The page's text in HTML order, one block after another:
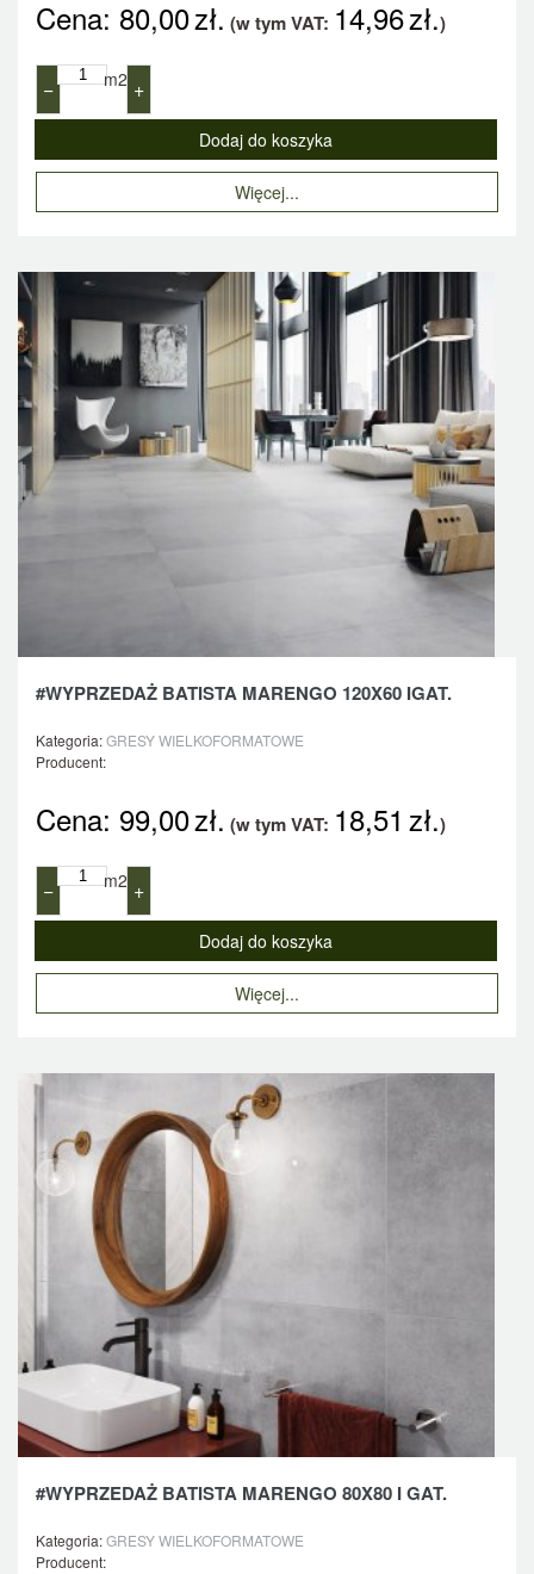
Cena: 80,00zł. (w tym VAT: 14,96zł.)
− m2 +
Więcej...
#WYPRZEDAŻ BATISTA MARENGO 120X60 IGAT.
Kategoria:GRESY WIELKOFORMATOWE
Producent:
Cena: 99,00zł. (w tym VAT: 18,51 zł.)
− m2 +
Więcej...
#WYPRZEDAŻ BATISTA MARENGO 80X80 I GAT.
Kategoria:GRESY WIELKOFORMATOWE
Producent: